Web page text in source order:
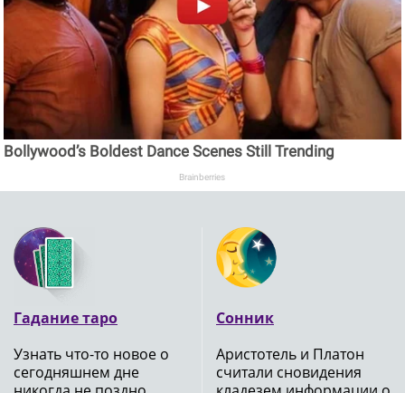
Bollywood’s Boldest Dance Scenes Still Trending
Brainberries
Гадание таро
Узнать что-то новое о
сегодняшнем дне
Сонник
Аристотель и Платон
считали сновидения